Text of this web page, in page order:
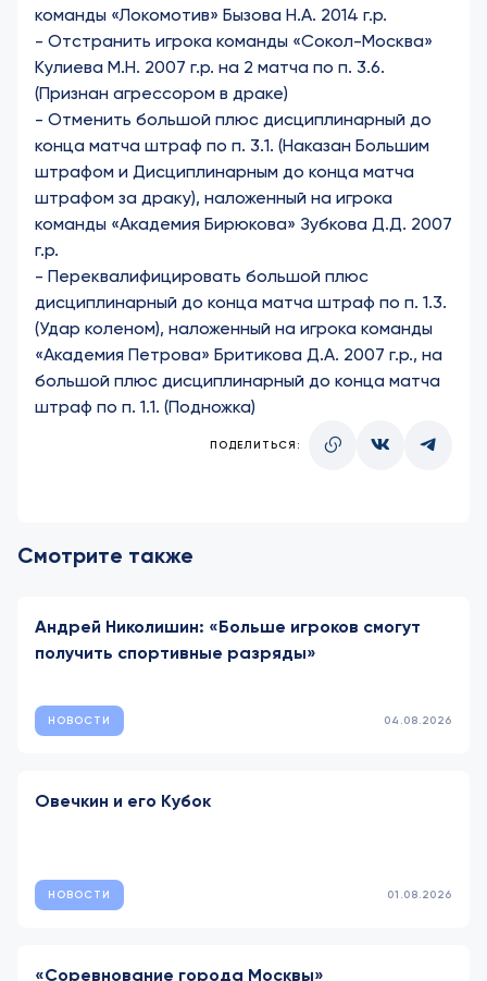
команды «Локомотив» Бызова Н.А. 2014 г.р.
- Отстранить игрока команды «Сокол-Москва»
Кулиева М.Н. 2007 г.р. на 2 матча по п. 3.6.
(Признан агрессором в драке)
- Отменить большой плюс дисциплинарный до
конца матча штраф по п. 3.1. (Наказан Большим
штрафом и Дисциплинарным до конца матча
штрафом за драку), наложенный на игрока
команды «Академия Бирюкова» Зубкова Д.Д. 2007
г.р.
- Переквалифицировать большой плюс
дисциплинарный до конца матча штраф по п. 1.3.
(Удар коленом), наложенный на игрока команды
«Академия Петрова» Бритикова Д.А. 2007 г.р., на
большой плюс дисциплинарный до конца матча
штраф по п. 1.1. (Подножка)
ПОДЕЛИТЬСЯ:
Смотрите также
Андрей Николишин: «Больше игроков смогут
получить спортивные разряды»
НОВОСТИ 04.08.2026
Овечкин и его Кубок
НОВОСТИ 01.08.2026
«Соревнование города Москвы»